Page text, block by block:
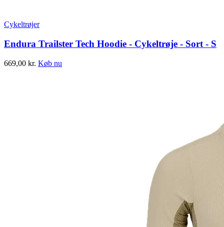
Cykeltrøjer
Endura Trailster Tech Hoodie - Cykeltrøje - Sort - S
669,00 kr. Køb nu